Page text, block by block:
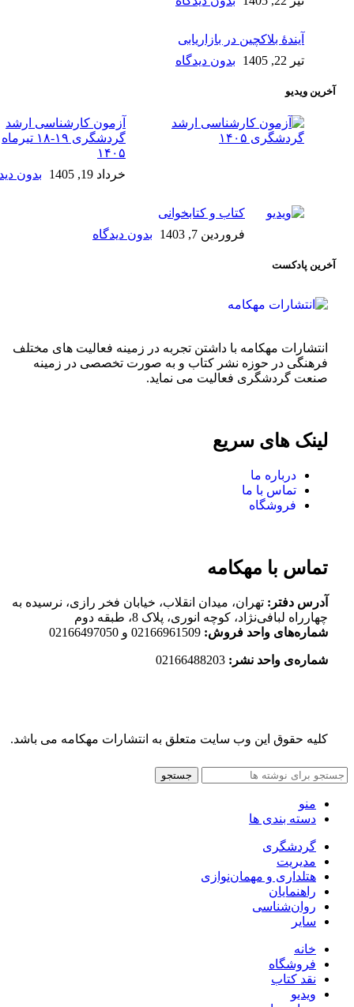
آیندۀ بلاکچین در بازاریابی
تیر 22, 1405
بدون دیدگاه
آخرین ویدیو
آزمون کارشناسی ارشد
گردشگری ۱۹-۱۸ تیرماه
۱۴۰۵
خرداد 19, 1405
بدون
کتاب و کتابخوانی
فروردین 7, 1403
بدون دیدگاه
آخرین پادکست
انتشارات مهکامه با داشتن تجربه در زمینه فعالیت های مختلف
فرهنگی در حوزه نشر کتاب و به صورت تخصصی در زمینه
صنعت گردشگری فعالیت می نماید.
لینک های سریع
درباره ما
تماس با ما
فروشگاه
تماس با مهکامه
آدرس دفتر: تهران، میدان انقلاب، خیابان فخر رازی، نرسیده به
چهارراه لبافی‌نژاد، کوچه انوری، پلاک 8، طبقه دوم
شماره‌های واحد فروش: 02166961509 و 02166497050
شماره‌‌ی واحد نشر:
کلیه حقوق این وب سایت متعلق به انتشارات مهکامه می باشد.
جستجو
منو
دسته بندی ها
گردشگری
مدیریت
هتلداری و مهمان‌نوازی
راهنمایان
روان‌شناسی
سایر
خانه
فروشگاه
نقد کتاب
ویدیو